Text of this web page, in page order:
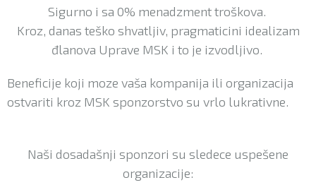
Sigurno i sa 0% menadzment troškova.
Kroz, danas teško shvatljiv, pragmaticini idealizam
đlanova Uprave MSK i to je izvodljivo.
Beneficije koji moze vaša kompanija ili organizacija
ostvariti kroz MSK sponzorstvo su vrlo lukrativne.
Naši dosadašnji sponzori su sledece uspešene
organizacije: